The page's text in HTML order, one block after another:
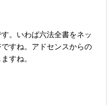
。いわば六法全書をネッ
すね。アドセンスからの
すね。